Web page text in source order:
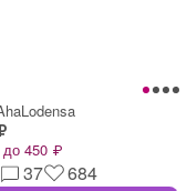
до 450 ₽
37 684